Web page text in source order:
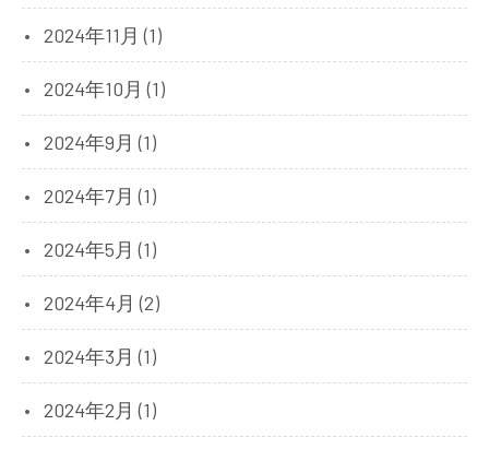
2024年11月 (1)
2024年10月 (1)
2024年9月 (1)
2024年7月 (1)
2024年5月 (1)
2024年4月 (2)
2024年3月 (1)
2024年2月 (1)